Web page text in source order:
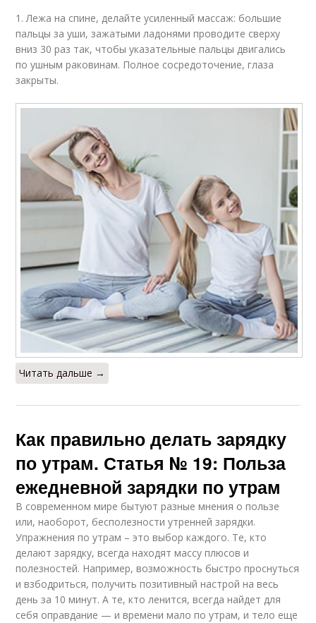
1. Лежа на спине, делайте усиленный массаж: большие
пальцы за уши, зажатыми ладонями проводите сверху
вниз 30 раз так, чтобы указательные пальцы двигались
по ушным раковинам. Полное сосредоточение, глаза
закрыты.
Читать дальше →
Как правильно делать зарядку
по утрам. Статья № 19: Польза
ежедневной зарядки по утрам
В современном мире бытуют разные мнения о пользе
или, наоборот, бесполезности утренней зарядки.
Упражнения по утрам – это выбор каждого. Те, кто
делают зарядку, всегда находят массу плюсов и
полезностей. Например, возможность быстро проснуться
и взбодриться, получить позитивный настрой на весь
день за 10 минут. А те, кто ленится, всегда найдет для
себя оправдание — и времени мало по утрам, и тело еще